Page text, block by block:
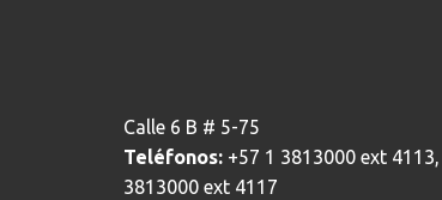
Calle 6 B # 5-75
Teléfonos: +57 1 3813000 ext 4113,
3813000 ext 4117